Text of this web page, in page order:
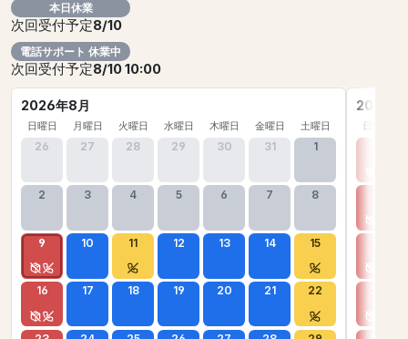
本日休業
次回受付予定8/10
電話サポート 休業中
次回受付予定8/10 10:00
2026年8月
日曜日 月曜日 火曜日 水曜日 木曜日 金曜日 土曜日
26 27 28 29 30 31 1
2 3 4 5 6 7 8
9 10 11 12 13 14 15
16 17 18 19 20 21 22
2026年
日曜日